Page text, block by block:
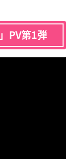
PV第1弾